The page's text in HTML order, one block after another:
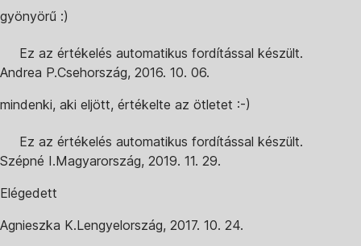
gyönyörű :)
Ez az értékelés automatikus fordítással készült.
Andrea P.Csehország, 2016. 10. 06.
mindenki, aki eljött, értékelte az ötletet :-)
Ez az értékelés automatikus fordítással készült.
Szépné I.Magyarország, 2019. 11. 29.
Elégedett
Agnieszka K.Lengyelország, 2017. 10. 24.